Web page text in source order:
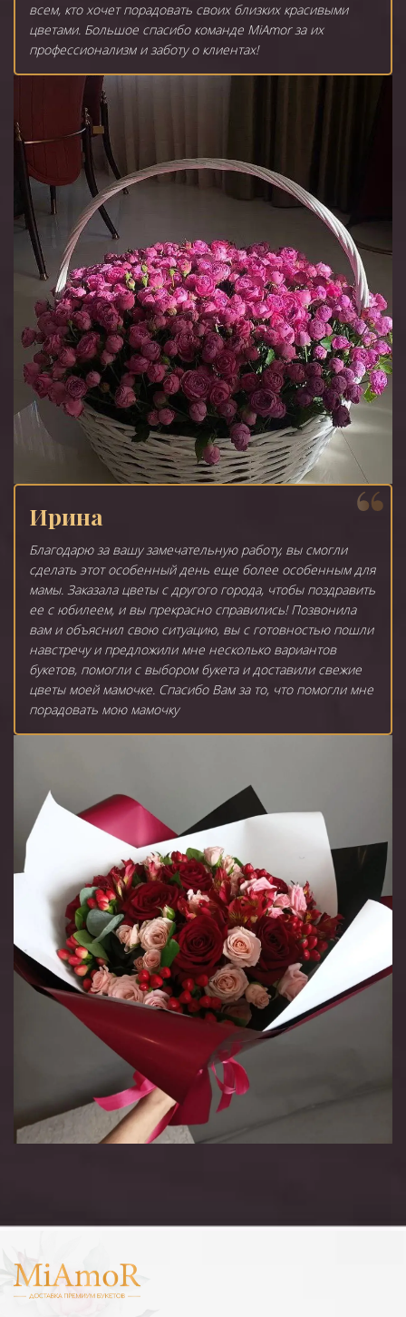
всем, кто хочет порадовать своих близких красивыми
цветами. Большое спасибо команде MiAmor за их
профессионализм и заботу о клиентах!
Ирина
Благодарю за вашу замечательную работу, вы смогли
сделать этот особенный день еще более особенным для
мамы. Заказала цветы с другого города, чтобы поздравить
ее с юбилеем, и вы прекрасно справились! Позвонила
вам и объяснил свою ситуацию, вы с готовностью пошли
навстречу и предложили мне несколько вариантов
букетов, помогли с выбором букета и доставили свежие
цветы моей мамочке. Спасибо Вам за то, что помогли мне
порадовать мою мамочку